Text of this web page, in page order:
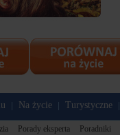
Na życie Turystyczne
Porady eksperta Poradniki